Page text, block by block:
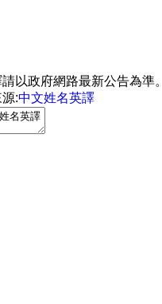
以政府網路最新公告為準。
:中文姓名英譯